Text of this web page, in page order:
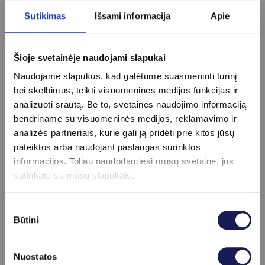
Sutikimas Išsami informacija Apie
Šioje svetainėje naudojami slapukai
Naudojame slapukus, kad galėtume suasmeninti turinį
bei skelbimus, teikti visuomeninės medijos funkcijas ir
analizuoti srautą. Be to, svetainės naudojimo informaciją
bendriname su visuomeninės medijos, reklamavimo ir
analizės partneriais, kurie gali ją pridėti prie kitos jūsų
pateiktos arba naudojant paslaugas surinktos
informacijos. Toliau naudodamiesi mūsų svetaine, jūs
sutinkate su mūsų slapukais.
pasirinkimas
Būtini
Nuostatos
nevartoti antibiotikų ir kelias valandas
gydymas?
Ne visais atvejais. Gydymo poreikį vertina
gydytojas pagal simptomus, kitų tyrimų
rezultatus ir bendrą klinikinę situaciją.
Apie procedūrą